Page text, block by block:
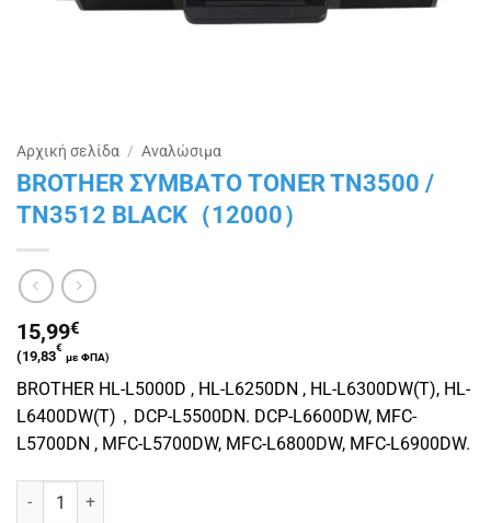
Αρχική σελίδα / Αναλώσιμα
BROTHER ΣΥΜΒΑΤΟ TONER TN3500 /
TN3512 BLACK（12000）
15,99€
(19,83
€
με ΦΠΑ)
BROTHER HL-L5000D , HL-L6250DN , HL-L6300DW(T), HL-
L6400DW(T)，DCP-L5500DN. DCP-L6600DW, MFC-
L5700DN , MFC-L5700DW, MFC-L6800DW, MFC-L6900DW.
BROTHER ΣΥΜΒΑΤΟ TONER TN3500 / TN3512 BLACK（12000）